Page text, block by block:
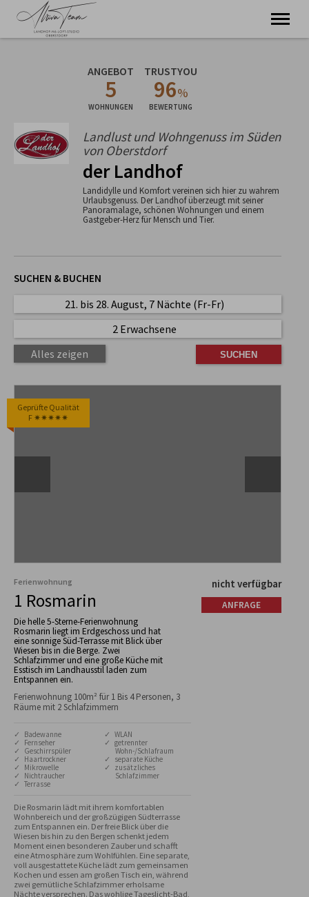
Ferienwohnungen - Kino - Tierheilpraxis und mehr
Ferienwohnungen
Tierheilpraxis
Über uns
Landlust und Wohngenuss im Süden
von Oberstdorf
der Landhof
Landidylle und Komfort vereinen sich hier zu wahrem
Urlaubsgenuss. Der Landhof überzeugt mit seiner
Panoramalage, schönen Wohnungen und einem
Gastgeber-Herz für Mensch und Tier.
ANGEBOT
5
WOHNUNGEN
TRUSTYOU
96%
BEWERTUNG
SUCHEN & BUCHEN
21. bis 28. August, 7 Nächte (Fr-Fr)
2 Erwachsene
Alles zeigen
Geprüfte Qualität
F ✷✷✷✷✷
Ferienwohnung
1 Rosmarin
Die helle 5-Sterne-Ferienwohnung
Rosmarin liegt im Erdgeschoss und hat
eine sonnige Süd-Terrasse mit Blick über
Wiesen bis in die Berge. Zwei
Schlafzimmer und eine große Küche mit
Esstisch im Landhausstil laden zum
Entspannen ein.
Ferienwohnung 100m² für 1 Bis 4 Personen, 3
Räume mit 2 Schlafzimmern
✓ Badewanne
✓ Fernseher
✓ Geschirrspüler
✓ Haartrockner
✓ Mikrowelle
✓ Nichtraucher
✓ Terrasse
✓ WLAN
✓ getrennter
Wohn-/Schlafraum
✓ separate Küche
✓ zusätzliches
Schlafzimmer
Die Rosmarin lädt mit ihrem komfortablen
Wohnbereich und der großzügigen Südterrasse
zum Entspannen ein. Der freie Blick über die
Wiesen bis hin zu den Bergen schenkt jedem
Moment einen besonderen Zauber und schafft
eine Atmosphäre zum Wohlfühlen. Eine separate,
voll ausgestattete Küche lädt zum gemeinsamen
Kochen und essen am großen Tisch ein, während
zwei gemütliche Schlafzimmer erholsame
Nächte versprechen. Das wohlige Tageslicht-Bad,
nicht verfügbar
ANFRAGE